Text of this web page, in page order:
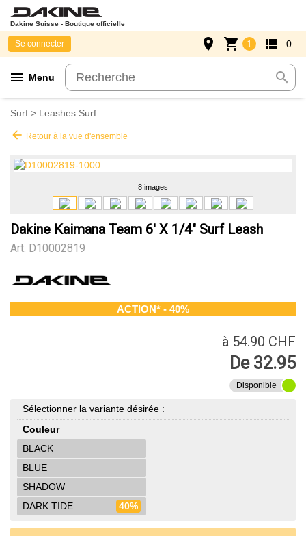
Dakine Suisse - Boutique officielle
menu Menu search
Se connecter place shopping_cart 1 view_list 0
Surf > Leashes Surf
arrow_back Retour à la vue d'ensemble
8 images
Dakine Kaimana Team 6' X 1/4" Surf Leash
Art. D10002819
ACTION* - 40%
à 54.90 CHF
De 32.95
Disponible
Sélectionner la variante désirée :
Couleur
BLACK
BLUE
SHADOW
DARK TIDE
40%